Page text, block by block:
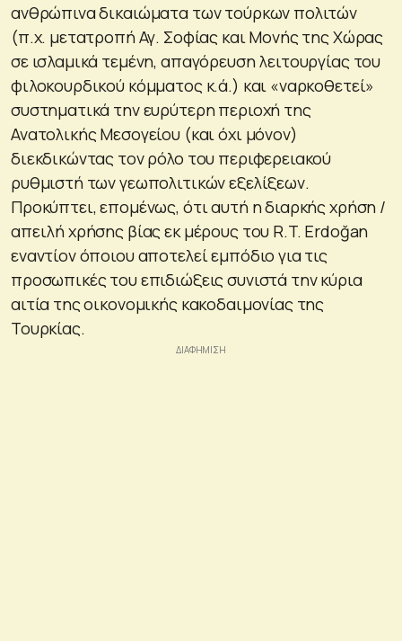
ανθρώπινα δικαιώματα των τούρκων πολιτών
(π.χ. μετατροπή Αγ. Σοφίας και Μονής της Χώρας
σε ισλαμικά τεμένη, απαγόρευση λειτουργίας του
φιλοκουρδικού κόμματος κ.ά.) και «ναρκοθετεί»
συστηματικά την ευρύτερη περιοχή της
Ανατολικής Μεσογείου (και όχι μόνον)
διεκδικώντας τον ρόλο του περιφερειακού
ρυθμιστή των γεωπολιτικών εξελίξεων.
Προκύπτει, επομένως, ότι αυτή η διαρκής χρήση /
απειλή χρήσης βίας εκ μέρους του R.T. Erdoğan
εναντίον όποιου αποτελεί εμπόδιο για τις
προσωπικές του επιδιώξεις συνιστά την κύρια
αιτία της οικονομικής κακοδαιμονίας της
Τουρκίας.